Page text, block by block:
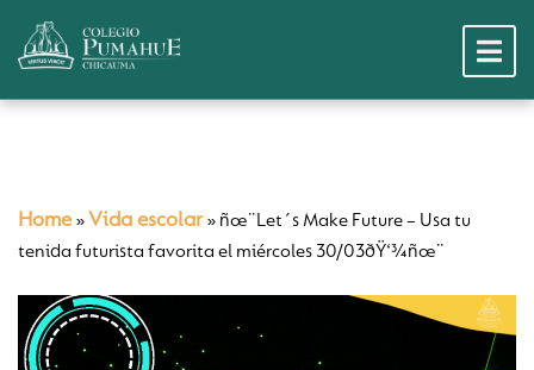
Home » Vida escolar» ñœ¨Let´s Make Future – Usa tu
tenida futurista favorita el miércoles 30/03ðŸ‘¾ñœ¨